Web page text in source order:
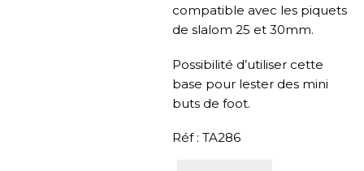
compatible avec les piquets
de slalom 25 et 30mm.
Possibilité d’utiliser cette
base pour lester des mini
buts de foot.
Réf : TA286